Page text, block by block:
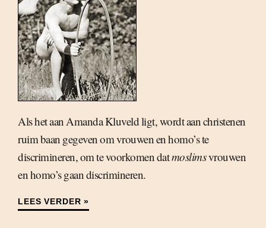
Als het aan Amanda Kluveld ligt, wordt aan christenen
ruim baan gegeven om vrouwen en homo’s te
discrimineren, om te voorkomen datmoslimsvrouwen
en homo’s gaan discrimineren.
LEES VERDER »